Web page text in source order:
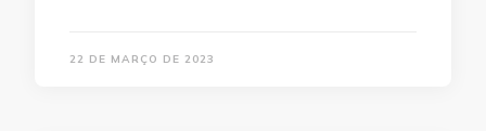
22 DE MARÇO DE 2023